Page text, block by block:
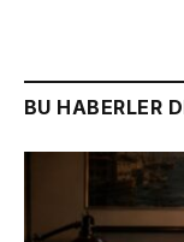
BU HABERLER